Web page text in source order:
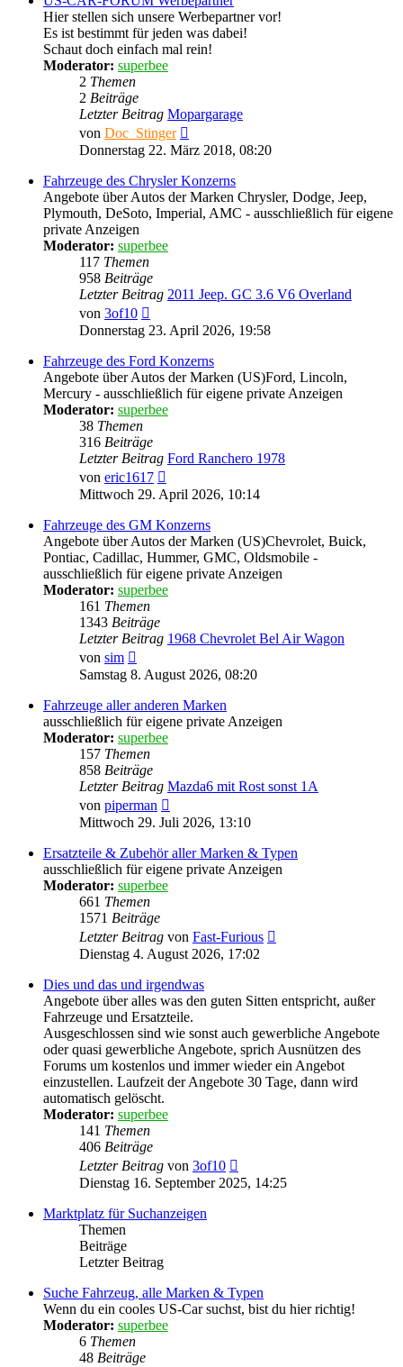
Hier stellen sich unsere Werbepartner vor!
Es ist bestimmt für jeden was dabei!
Schaut doch einfach mal rein!
Moderator: superbee
2 Themen
2 Beiträge
Letzter Beitrag Mopargarage
von Doc_Stinger
Beitrag
Donnerstag 22. März 2018, 08:20
Fahrzeuge des Chrysler Konzerns
Angebote über Autos der Marken Chrysler, Dodge, Jeep,
Plymouth, DeSoto, Imperial, AMC - ausschließlich für eigene
private Anzeigen
Moderator: superbee
117 Themen
958 Beiträge
Letzter Beitrag 2011 Jeep. GC 3.6 V6 Overland
von 3of10
Beitrag
Donnerstag 23. April 2026, 19:58
Fahrzeuge des Ford Konzerns
Angebote über Autos der Marken (US)Ford, Lincoln,
Mercury - ausschließlich für eigene private Anzeigen
Moderator: superbee
38 Themen
316 Beiträge
Letzter Beitrag Ford Ranchero 1978
von eric1617
Beitrag
Mittwoch 29. April 2026, 10:14
Fahrzeuge des GM Konzerns
Angebote über Autos der Marken (US)Chevrolet, Buick,
Pontiac, Cadillac, Hummer, GMC, Oldsmobile -
ausschließlich für eigene private Anzeigen
Moderator: superbee
161 Themen
1343 Beiträge
Letzter Beitrag 1968 Chevrolet Bel Air Wagon
von sim
Beitrag
Samstag 8. August 2026, 08:20
Fahrzeuge aller anderen Marken
ausschließlich für eigene private Anzeigen
Moderator: superbee
157 Themen
858 Beiträge
Letzter Beitrag Mazda6 mit Rost sonst 1A
von piperman
Beitrag
Mittwoch 29. Juli 2026, 13:10
Ersatzteile & Zubehör aller Marken & Typen
ausschließlich für eigene private Anzeigen
Moderator: superbee
661 Themen
1571 Beiträge
Letzter Beitrag von Fast-Furious
Dienstag 4. August 2026, 17:02
Dies und das und irgendwas
Angebote über alles was den guten Sitten entspricht, außer
Fahrzeuge und Ersatzteile.
Ausgeschlossen sind wie sonst auch gewerbliche Angebote
oder quasi gewerbliche Angebote, sprich Ausnützen des
Forums um kostenlos und immer wieder ein Angebot
einzustellen. Laufzeit der Angebote 30 Tage, dann wird
automatisch gelöscht.
Moderator: superbee
141 Themen
406 Beiträge
Letzter Beitrag von 3of10
Beitrag
Dienstag 16. September 2025, 14:25
Marktplatz für Suchanzeigen
Themen
Beiträge
Letzter Beitrag
Suche Fahrzeug, alle Marken & Typen
Wenn du ein cooles US-Car suchst, bist du hier richtig!
Moderator: superbee
6 Themen
48 Beiträge